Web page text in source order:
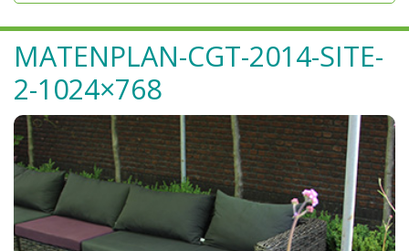
MATENPLAN-CGT-2014-SITE-
2-1024×768